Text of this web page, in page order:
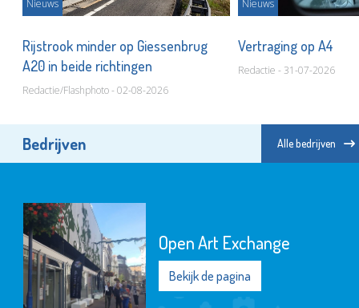
Nieuws
Rijstrook minder op Giessenbrug
A20 in beide richtingen
Redactie/Flashphoto - 02-08-2026
Nieuws
Vertraging op A4
Redactie - 31-07-2026
Bedrijven Alle bedrijven
Open Art Exchange
Bekijk de pagina